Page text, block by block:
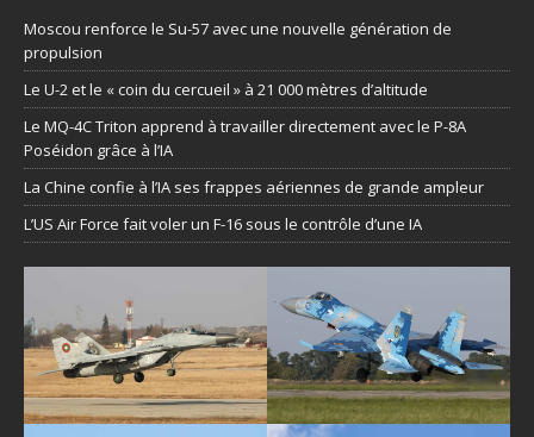
Moscou renforce le Su-57 avec une nouvelle génération de
propulsion
Le U-2 et le « coin du cercueil » à 21 000 mètres d’altitude
Le MQ-4C Triton apprend à travailler directement avec le P-8A
Poséidon grâce à l’IA
La Chine confie à l’IA ses frappes aériennes de grande ampleur
L’US Air Force fait voler un F-16 sous le contrôle d’une IA